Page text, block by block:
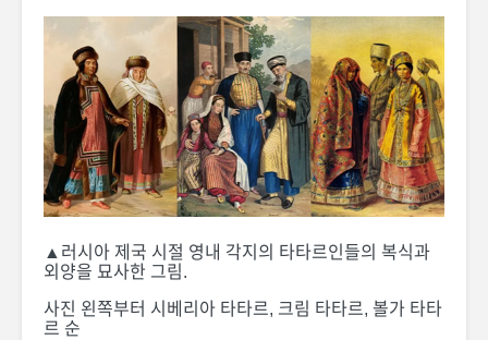
▲러시아 제국 시절 영내 각지의 타타르인들의 복식과
외양을 묘사한 그림.
사진 왼쪽부터 시베리아 타타르, 크림 타타르, 볼가 타타
르 순